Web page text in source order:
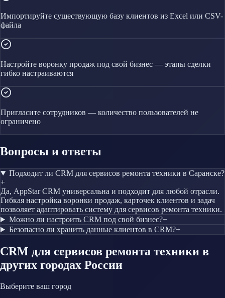
Импортируйте существующую базу клиентов из Excel или CSV-
файла
Настройте воронку продаж под свой бизнес — этапы сделки
гибко настраиваются
Пригласите сотрудников — количество пользователей не
ограничено
Вопросы и ответы
Подходит ли CRM для сервисов ремонта техники в Саранске?
+
Да, AppStar CRM универсальна и подходит для любой отрасли.
Гибкая настройка воронки продаж, карточек клиентов и задач
позволяет адаптировать систему для сервисов ремонта техники.
Можно ли настроить CRM под свой бизнес?+
Безопасно ли хранить данные клиентов в CRM?+
CRM для сервисов ремонта техники в
других городах России
Выберите ваш город